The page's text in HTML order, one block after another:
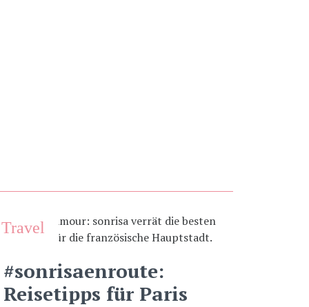
Travel
#sonrisaenroute:
Reisetipps für Paris